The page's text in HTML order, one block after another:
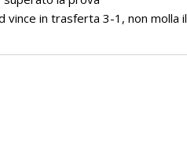
vince in trasferta 3-1, non molla il